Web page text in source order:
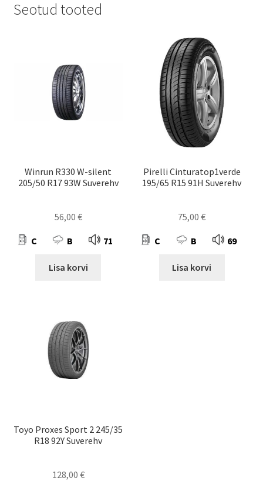
Seotud tooted
Winrun R330 W-silent
205/50 R17 93W Suverehv
56,00 €
C B 71
Lisa korvi
Pirelli Cinturatop1verde
195/65 R15 91H Suverehv
75,00€
C B 69
Lisa korvi
Toyo Proxes Sport 2 245/35
R18 92Y Suverehv
128,00 €